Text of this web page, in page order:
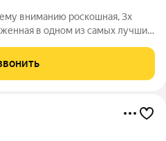
вниманию роскошная, 3х
в одном из самых лучших
вкусом, ценящих своё